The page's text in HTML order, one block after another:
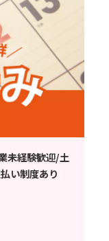
未経験歓迎/土
い制度あり